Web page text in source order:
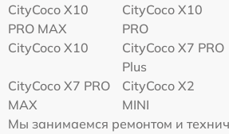
CityCoco X10
PRO MAX
CityCoco X10
PRO
CityCoco X10
CityCoco X7 PRO
Plus
CityCoco X7 PRO
MAX
CityCoco X2
MINI
Мы занимаемся ремонтом и